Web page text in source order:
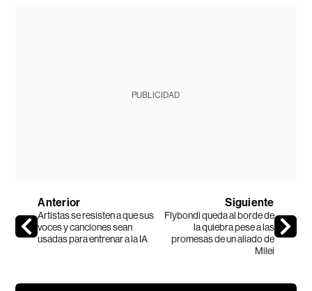
PUBLICIDAD
Anterior
Artistas se resisten a que sus
voces y canciones sean
usadas para entrenar a la IA
Siguiente
Flybondi queda al borde de
la quiebra pese a las
promesas de un aliado de
Milei